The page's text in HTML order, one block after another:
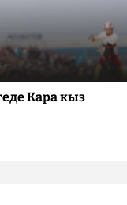
Кара кыз